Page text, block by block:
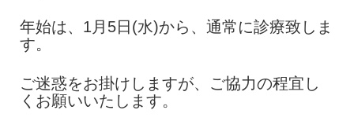
年始は、1月5日(水)から、通常に診療致しま
す。
ご迷惑をお掛けしますが、ご協力の程宜し
くお願いいたします。